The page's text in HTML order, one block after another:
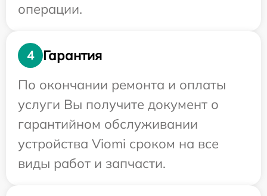
операции.
4
Гарантия
По окончании ремонта и оплаты
услуги Вы получите документ о
гарантийном обслуживании
устройства Viomi сроком на все
виды работ и запчасти.